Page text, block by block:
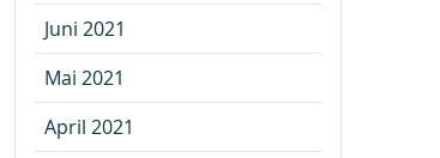
Juni 2021
Mai 2021
April 2021